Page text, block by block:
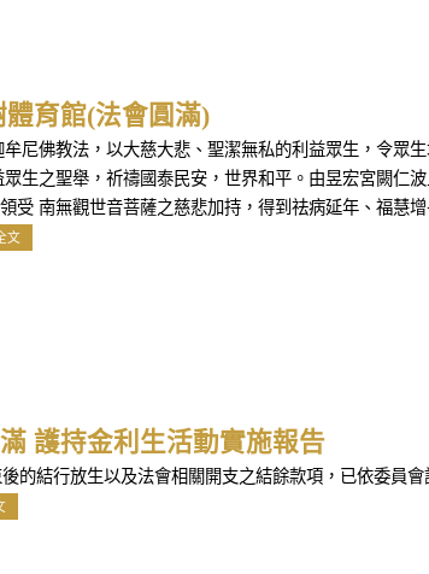
育館(法會圓滿)
尼佛教法，以大慈大悲、聖潔無私的利益眾生，令眾生
生之聖舉，祈禱國泰民安，世界和平。由昱宏宮闕仁
受 南無觀世音菩薩之慈悲加持，得到祛病延年、福慧
文
護持金利生活動實施報告
的結行放生以及法會相關開支之結餘款項，已依委員